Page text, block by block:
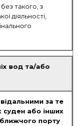
такого, з
діяльності,
вод та/або
за те
суден або інших
порту